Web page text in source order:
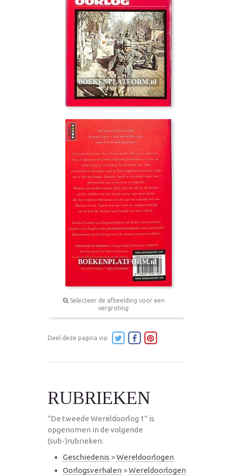
Selecteer de afbeelding voor een
vergroting
Deel deze pagina via:
RUBRIEKEN
"De tweede Wereldoorlog 1" is
opgenomen in de volgende
(sub-)rubrieken:
Geschiedenis >Wereldoorlogen
Oorlogsverhalen >Wereldoorlogen